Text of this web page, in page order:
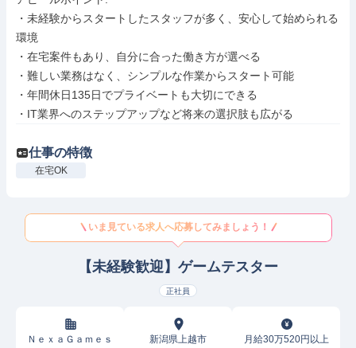
・未経験からスタートしたスタッフが多く、安心して始められる
環境
・在宅案件もあり、自分に合った働き方が選べる
・難しい業務はなく、シンプルな作業からスタート可能
・年間休日135日でプライベートも大切にできる
・IT業界へのステップアップなど将来の選択肢も広がる
仕事の特徴
在宅OK
いま見ている求人へ応募してみましょう！
【未経験歓迎】ゲームテスター
正社員
ＮｅｘａＧａｍｅｓ 新潟県上越市 月給30万520円以上